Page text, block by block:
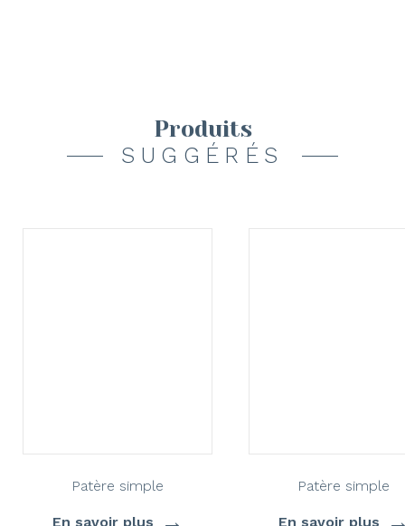
Produits
SUGGÉRÉS
Patère simple
En savoir plus
Patère simple
En savoir plus